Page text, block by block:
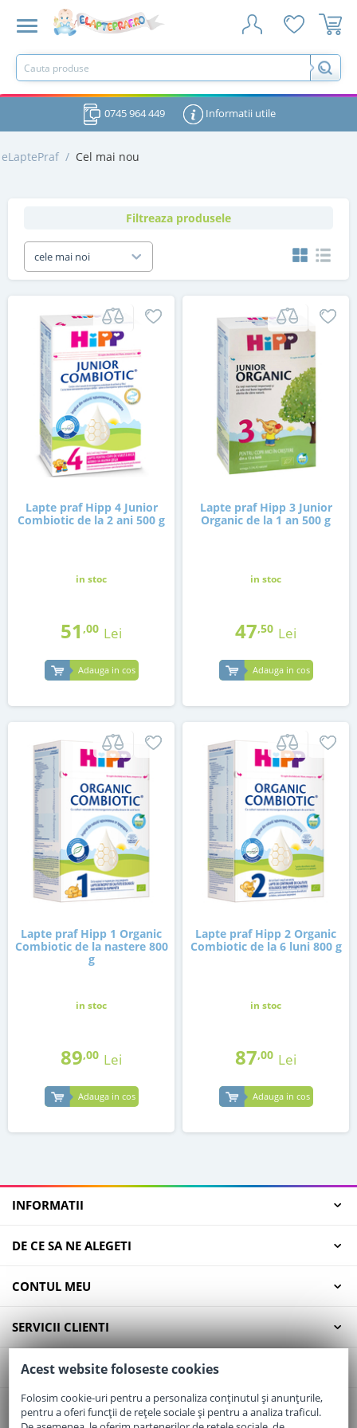
0745 964 449 Informatii utile
eLaptePraf / Cel mai nou
Filtreaza produsele
cele mai noi
Lapte praf Hipp 4 Junior
Combiotic de la 2 ani 500 g
in stoc
51 ,00 Lei
Adauga in cos
Lapte praf Hipp 3 Junior
Organic de la 1 an 500 g
in stoc
47,50 Lei
Adauga in cos
Lapte praf Hipp 1 Organic
Combiotic de la nastere 800
g
in stoc
89,00 Lei
Adauga in cos
Lapte praf Hipp 2 Organic
Combiotic de la 6 luni 800 g
in stoc
87,00 Lei
Adauga in cos
INFORMATII
DE CE SA NE ALEGETI
CONTUL MEU
SERVICII CLIENTI
CONTACT
Email:office@elaptepraf.ro
Acest website foloseste cookies
Folosim cookie-uri pentru a personaliza conținutul și anunțurile,
pentru a oferi funcții de rețele sociale și pentru a analiza traficul.